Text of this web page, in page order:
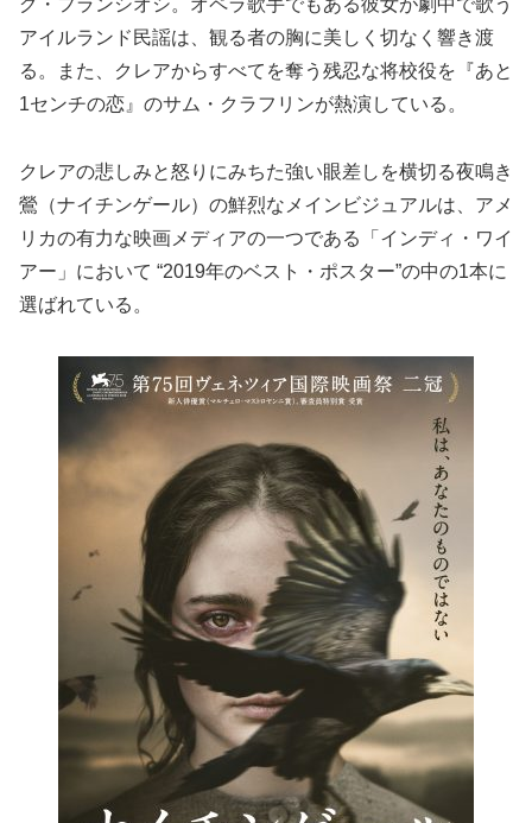
グ・フランシオシ。オペラ歌手でもある彼女が劇中で歌う
アイルランド民謡は、観る者の胸に美しく切なく響き渡
る。また、クレアからすべてを奪う残忍な将校役を『あと
1センチの恋』のサム・クラフリンが熱演している。
クレアの悲しみと怒りにみちた強い眼差しを横切る夜鳴き
鶯（ナイチンゲール）の鮮烈なメインビジュアルは、アメ
リカの有力な映画メディアの一つである「インディ・ワイ
アー」において “2019年のベスト・ポスター”の中の1本に
選ばれている。